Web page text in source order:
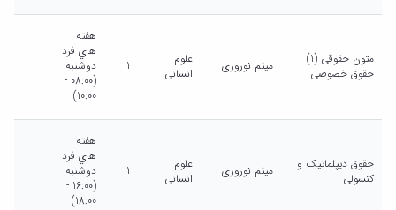
متون حقوقی (1)
حقوق خصوصی
میثم نوروزی
علوم
انسانی
1
هفته
هاي فرد
دوشنبه
(08:00 -
10:00)
حقوق دیپلماتیک و
کنسولی
میثم نوروزی
علوم
انسانی
1
هفته
هاي فرد
دوشنبه
(16:00 -
18:00)